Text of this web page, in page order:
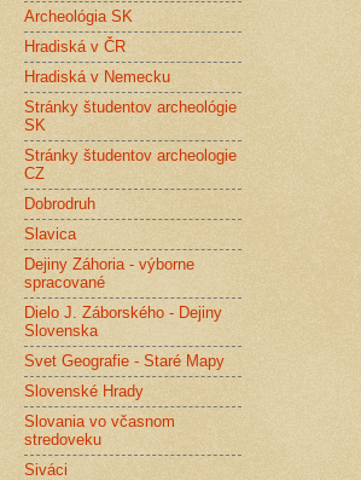
Archeológia SK
Hradiská v ČR
Hradiská v Nemecku
Stránky študentov archeológie
SK
Stránky študentov archeologie
CZ
Dobrodruh
Slavica
Dejiny Záhoria - výborne
spracované
Dielo J. Záborského - Dejiny
Slovenska
Svet Geografie - Staré Mapy
Slovenské Hrady
Slovania vo včasnom
stredoveku
Siváci